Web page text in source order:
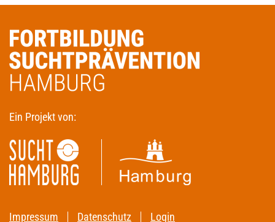
Ein Projekt von:
Impressum Datenschutz Login